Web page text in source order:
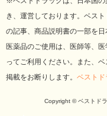
き、運営しております。ベス
の記事、商品説明書の一部を
医薬品のご使用は、医師等、
ってご利用ください。また、
掲載をお断りします。 ベストド
Copyright © ベストド